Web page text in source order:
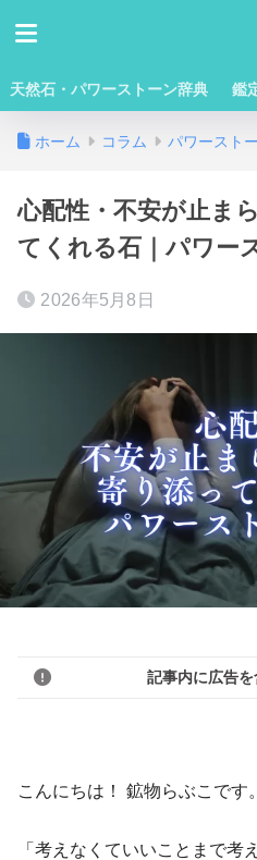
天然石・パワーストーン辞典 鑑
ホーム コラム パワースト
心配性・不安が止ま
てくれる石｜パワー
2026年5月8日
記事内に広告
こんにちは！ 鉱物らぶこです。
「考えなくていいことまで考